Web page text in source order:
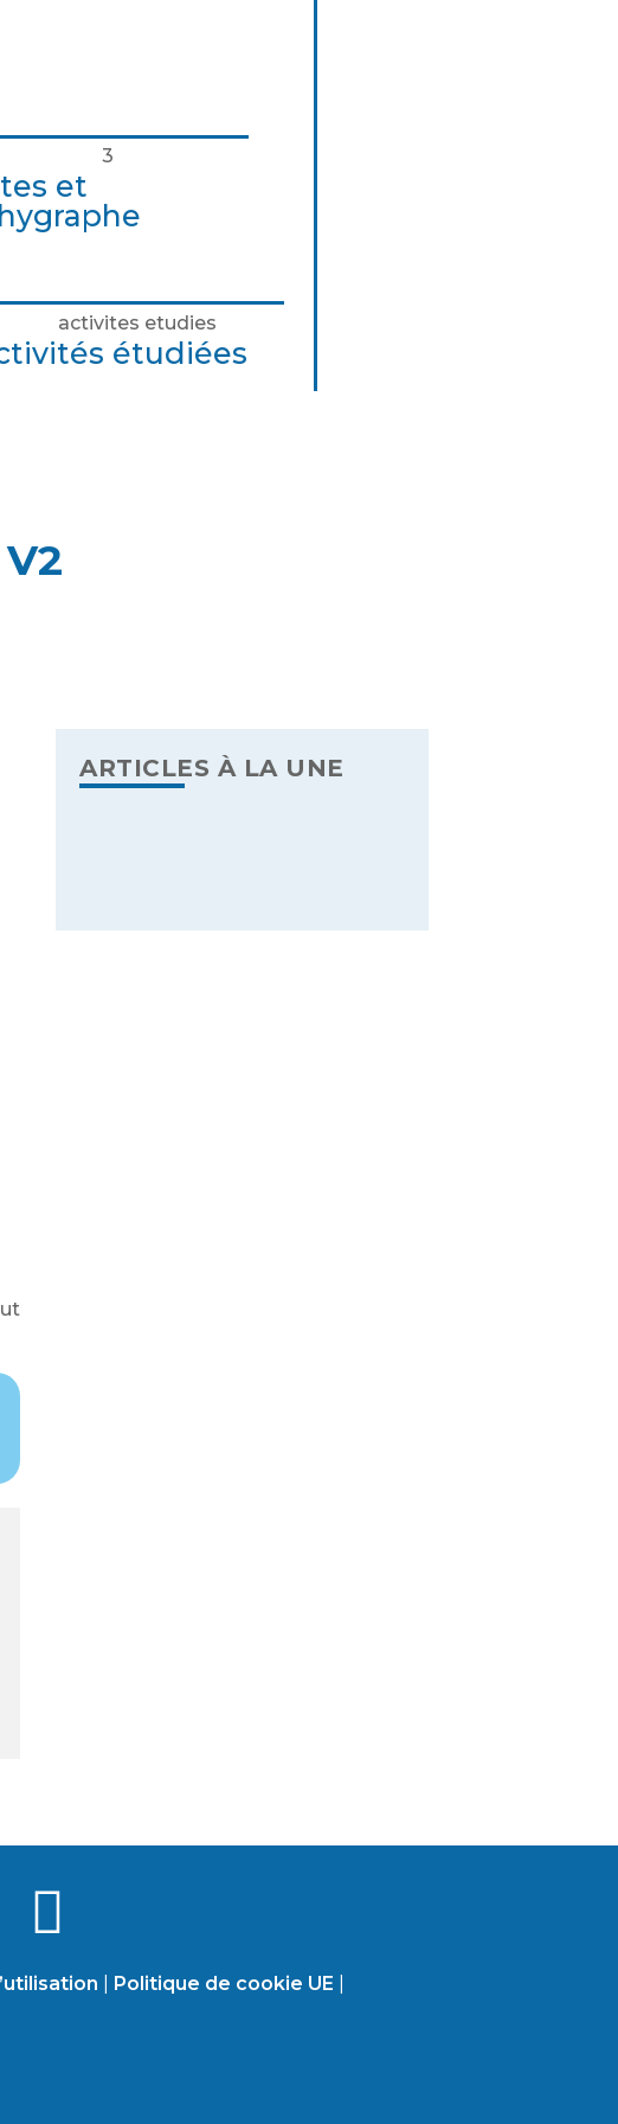
et
étudiées
ARTICLES À LA UNE
Politique de cookie UE